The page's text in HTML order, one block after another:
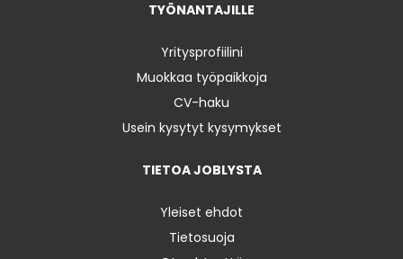
TYÖNANTAJILLE
Yritysprofiilini
Muokkaa työpaikkoja
CV-haku
Usein kysytyt kysymykset
TIETOA JOBLYSTA
Yleiset ehdot
Tietosuoja